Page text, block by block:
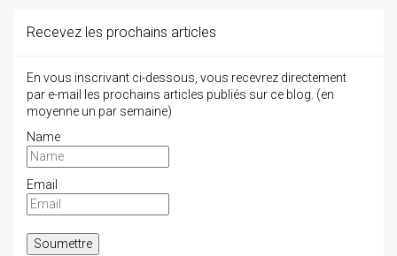
Recevez les prochains articles
En vous inscrivant ci-dessous, vous recevrez directement
par e-mail les prochains articles publiés sur ce blog. (en
moyenne un par semaine)
Name
Email